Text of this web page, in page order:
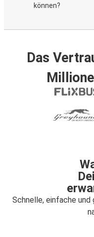
können?
Das
Schnelle, einfache